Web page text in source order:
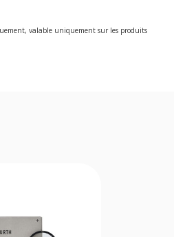
valable uniquement sur les produits